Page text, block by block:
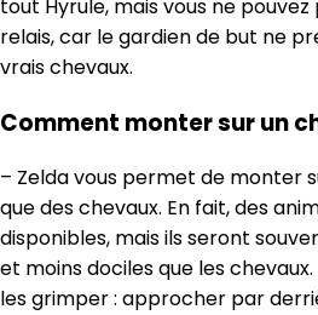
tout Hyrule, mais vous ne
relais, car le gardien de but ne
vrais chevaux.
Comment monter sur un
– Zelda vous permet de monter
que des chevaux. En fait, des
disponibles, mais ils seront
et moins dociles que les
les grimper : approcher par